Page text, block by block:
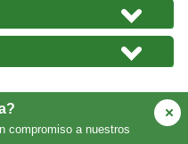
compromiso a nuestros